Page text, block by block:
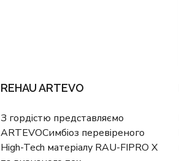
REHAU ARTEVO
З гордістю представляємо
ARTEVOСимбіоз перевіреного
High-Tech матеріалу RAU-FIPRO X